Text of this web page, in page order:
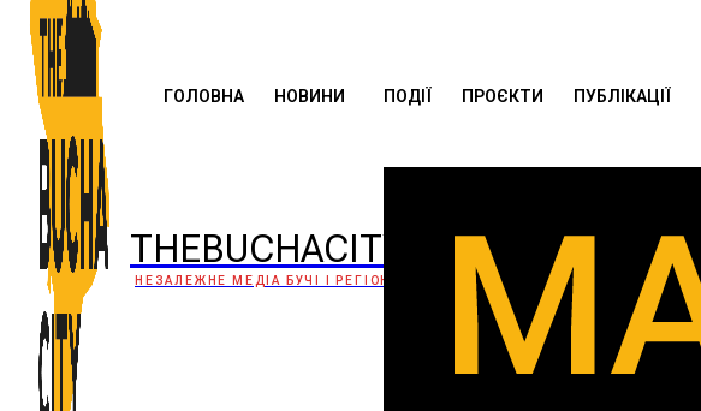
THEBUCHACITY
НЕЗАЛЕЖНЕ МЕДІА БУЧІ І РЕГІОНУ
ГОЛОВНА НОВИНИ ПОДІЇ ПРОЄКТИ ПУБЛІКАЦІЇ